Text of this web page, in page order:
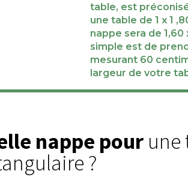
table, est
une table de 1 x 1
nappe sera de
simple est de
mesurant 60
largeur de votre
nappe pour une
?